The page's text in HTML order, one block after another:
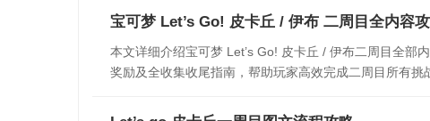
宝可梦 Let’s Go! 皮卡丘 / 伊布 二周目全内容
本文详细介绍宝可梦 Let’s Go! 皮卡丘 / 伊布二周目全部
奖励及全收集收尾指南，帮助玩家高效完成二周目所有挑